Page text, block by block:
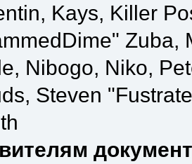
Kays, Killer
Zuba,
Nibogo, Niko,
Steven